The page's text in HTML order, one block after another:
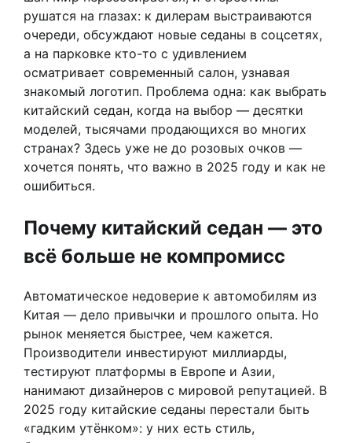
рушатся на глазах: к дилерам выстраиваются
очереди, обсуждают новые седаны в соцсетях,
а на парковке кто-то с удивлением
осматривает современный салон, узнавая
знакомый логотип. Проблема одна: как выбрать
китайский седан, когда на выбор — десятки
моделей, тысячами продающихся во многих
странах? Здесь уже не до розовых очков —
хочется понять, что важно в 2025 году и как не
ошибиться.
Почему китайский седан — это
всё больше не компромисс
Автоматическое недоверие к автомобилям из
Китая — дело привычки и прошлого опыта. Но
рынок меняется быстрее, чем кажется.
Производители инвестируют миллиарды,
тестируют платформы в Европе и Азии,
нанимают дизайнеров с мировой репутацией. В
2025 году китайские седаны перестали быть
«гадким утёнком»: у них есть стиль,